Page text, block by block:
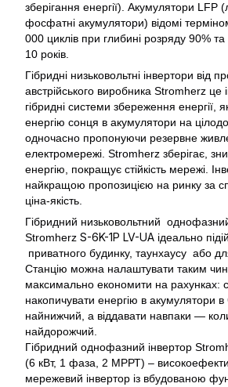
зберігання енергії). Акумулятори LFP
фосфатні акумулятори) відомі
000 циклів при глибині розряду 90% та
10 років.
Гібридні низьковольтні інвертори від
австрійського виробника Stromherz це
гібридні системи збереження енергії,
енергію сонця в акумулятори на
одночасно пропонуючи резервне
електромережі. Stromherz зберігає,
енергію, покращує стійкість мережі.
найкращою пропозицією на ринку за
ціна-якість.
Гібридний низьковольтний
Stromherz S-6K-1P LV-UA ідеально
приватного будинку, таунхаусу або
Станцію можна налаштувати таким
максимально економити на рахунках:
накопичувати енергію в акумулятори
найнижчий, а віддавати навпаки —
найдорожчий.
Гібридний однофазний інвертор
(6 кВт, 1 фаза, 2 МРРТ) –
мережевий інвертор із вбудованою